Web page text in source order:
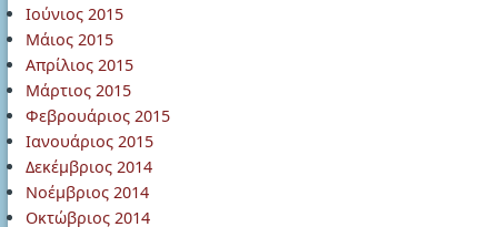
Ιούνιος 2015
Μάιος 2015
Απρίλιος 2015
Μάρτιος 2015
Φεβρουάριος 2015
Ιανουάριος 2015
Δεκέμβριος 2014
Νοέμβριος 2014
Οκτώβριος 2014